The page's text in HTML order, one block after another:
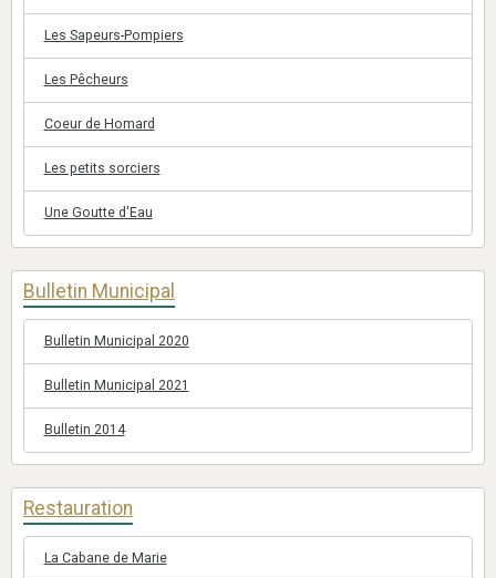
Les Sapeurs-Pompiers
Les Pêcheurs
Coeur de Homard
Les petits sorciers
Une Goutte d'Eau
Bulletin Municipal
Bulletin Municipal 2020
Bulletin Municipal 2021
Bulletin 2014
Restauration
La Cabane de Marie